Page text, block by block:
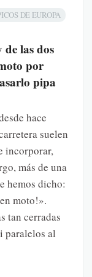
DE EUROPA
las dos
por
pipa
hace
suelen
incorporar,
más de una
hemos dicho:
moto!».
tan cerradas
paralelos al